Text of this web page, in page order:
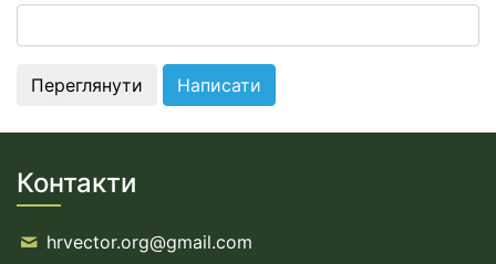
Контакти
hrvector.org@gmail.com